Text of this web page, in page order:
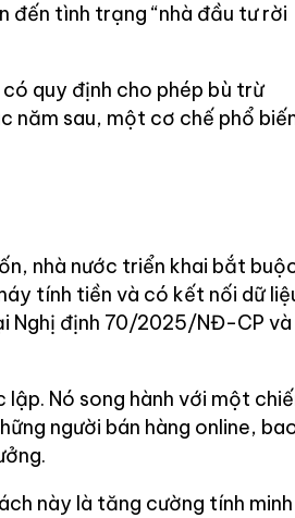
đến tình trạng “nhà đầu tư rời
quy định cho phép bù trừ
năm sau, một cơ chế phổ
nhà nước triển khai bắt
tính tiền và có kết nối dữ
Nghị định 70/2025/NĐ-CP và
Nó song hành với một
người bán hàng online,
này là tăng cường tính minh